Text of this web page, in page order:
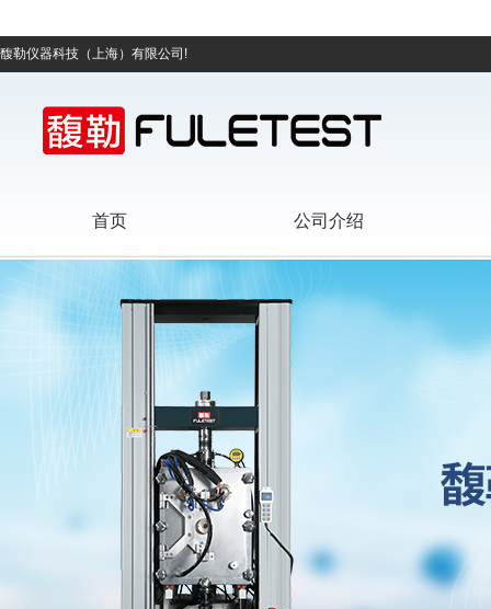
馥勒仪器科技（上海）有限公司!
首页 公司介绍